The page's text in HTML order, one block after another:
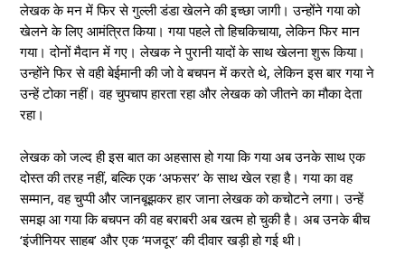
लेखक के मन में फिर से गुल्ली डंडा खेलने की इच्छा जागी। उन्होंने गया को
खेलने के लिए आमंत्रित किया। गया पहले तो हिचकिचाया, लेकिन फिर मान
गया। दोनों मैदान में गए। लेखक ने पुरानी यादों के साथ खेलना शुरू किया।
उन्होंने फिर से वही बेईमानी की जो वे बचपन में करते थे, लेकिन इस बार गया ने
उन्हें टोका नहीं। वह चुपचाप हारता रहा और लेखक को जीतने का मौका देता
रहा।
लेखक को जल्द ही इस बात का अहसास हो गया कि गया अब उनके साथ एक
दोस्त की तरह नहीं, बल्कि एक ‘अफसर’ के साथ खेल रहा है। गया का वह
सम्मान, वह चुप्पी और जानबूझकर हार जाना लेखक को कचोटने लगा। उन्हें
समझ आ गया कि बचपन की वह बराबरी अब खत्म हो चुकी है। अब उनके बीच
‘इंजीनियर साहब’ और एक ‘मजदूर’ की दीवार खड़ी हो गई थी।